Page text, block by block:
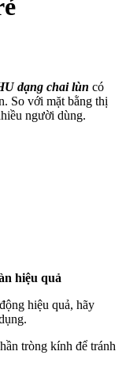
dạng chai lùn có
So với mặt bằng thị
người dùng.
hiệu quả
hiệu quả, hãy
tròng kính để tránh